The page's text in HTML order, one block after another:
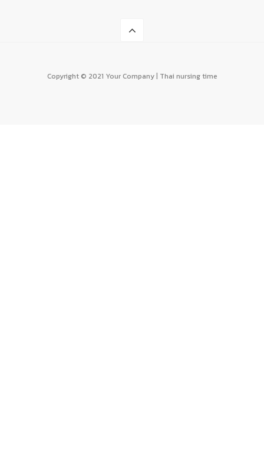
Copyright © 2021 Your Company | Thai nursing time